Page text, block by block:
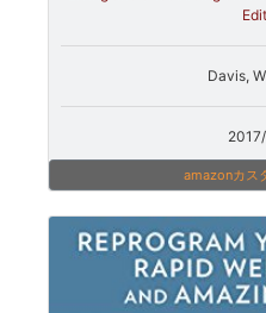
Davis,
amazonカス